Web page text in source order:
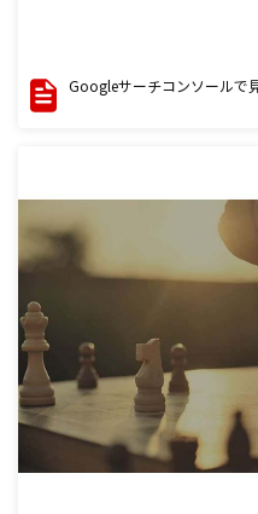
Googleサーチコンソールで